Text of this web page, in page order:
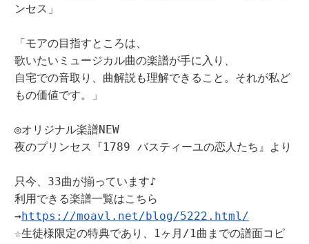
ンセス」
「モアの目指すところは、
歌いたいミュージカル曲の楽譜が手に入り、
自宅での音取り、曲解説も理解できること。それが私ど
もの価値です。」
◎オリジナル楽譜NEW
夜のプリンセス『1789 バスティーユの恋人たち』より
只今、33曲が揃っています♪
利用できる楽譜一覧はこちら
→https://moavl.net/blog/5222.html/
☆生徒様限定の特典であり、1ヶ月/1曲までの譜面コピ